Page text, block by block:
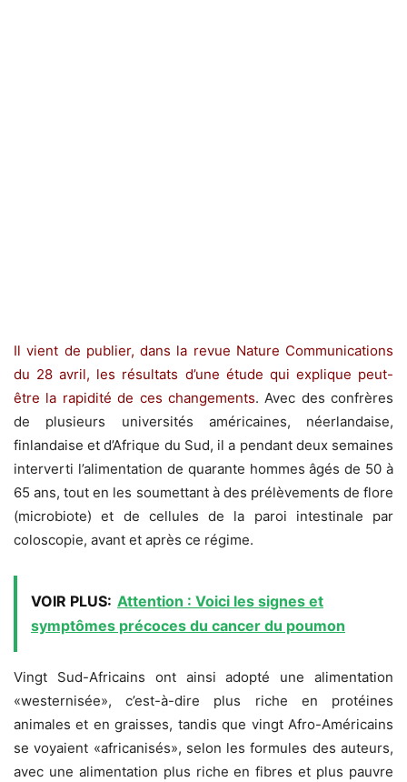
Il vient de publier, dans la revue Nature Communications
du 28 avril, les résultats d’une étude qui explique peut-
être la rapidité de ces changements. Avec des confrères
de plusieurs universités américaines, néerlandaise,
finlandaise et d’Afrique du Sud, il a pendant deux semaines
interverti l’alimentation de quarante hommes âgés de 50 à
65 ans, tout en les soumettant à des prélèvements de flore
(microbiote) et de cellules de la paroi intestinale par
coloscopie, avant et après ce régime.
VOIR PLUS: Attention : Voici les signes et
symptômes précoces du cancer du poumon
Vingt Sud-Africains ont ainsi adopté une alimentation
«westernisée», c’est-à-dire plus riche en protéines
animales et en graisses, tandis que vingt Afro-Américains
se voyaient «africanisés», selon les formules des auteurs,
avec une alimentation plus riche en fibres et plus pauvre